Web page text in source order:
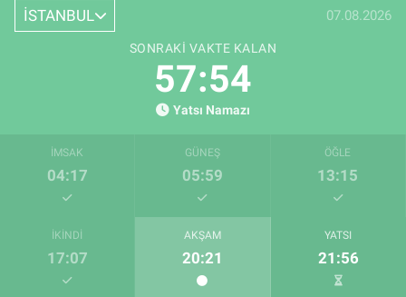
İSTANBUL 07.08.2026
SONRAKI VAKTE KALAN
57:53
Yatsı Namazı
İMSAK
04:17
GÜNEŞ
05:59
ÖĞLE
13:15
İKINDI
17:07
AKŞAM
20:21
YATSI
21:56